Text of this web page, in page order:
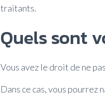
traitants.
Quels sont
Vous avez le droit de ne
Dans ce cas, vous pourrez